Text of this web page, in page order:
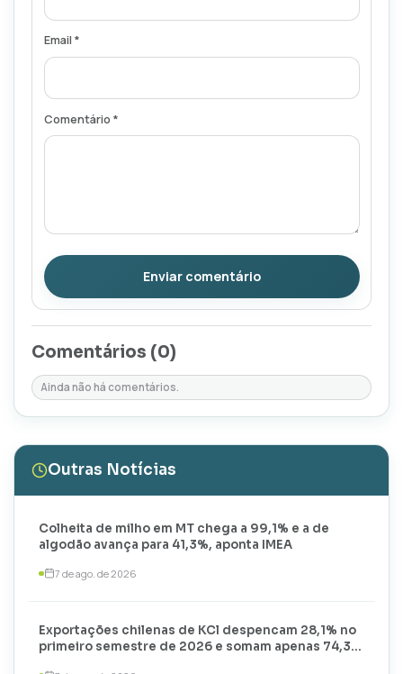
Email *
Comentário *
Enviar comentário
Comentários (0)
Ainda não há comentários.
Outras Notícias
Colheita de milho em MT chega a 99,1% e a de
algodão avança para 41,3%, aponta IMEA
7 de ago. de 2026
Exportações chilenas de KCl despencam 28,1% no
primeiro semestre de 2026 e somam apenas 74,3